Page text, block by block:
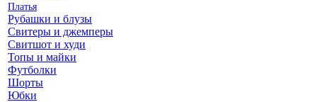
Платья
Рубашки и блузы
Свитеры и джемперы
Свитшот и худи
Топы и майки
Футболки
Шорты
Юбки